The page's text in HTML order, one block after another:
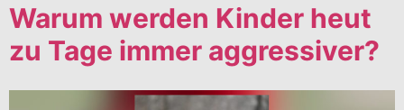
Warum werden Kinder heut
zu Tage immer aggressiver?